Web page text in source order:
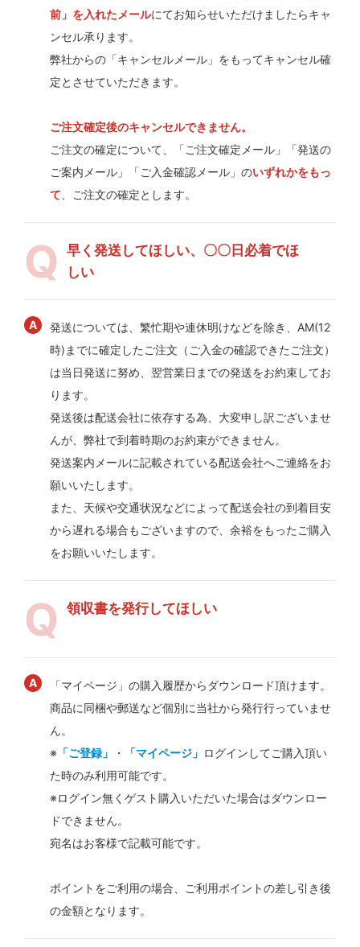
前」を入れたメールにてお知らせいただけましたらキャ
ンセル承ります。
弊社からの「キャンセルメール」をもってキャンセル確
定とさせていただきます。
ご注文確定後のキャンセルできません。
ご注文の確定について、「ご注文確定メール」「発送の
ご案内メール」「ご入金確認メール」のいずれかをもっ
て、ご注文の確定とします。
早く発送してほしい、〇〇日必着でほ
しい
発送については、繁忙期や連休明けなどを除き、AM(12
時)までに確定したご注文（ご入金の確認できたご注文）
は当日発送に努め、翌営業日までの発送をお約束してお
ります。
発送後は配送会社に依存する為、大変申し訳ございませ
んが、弊社で到着時期のお約束ができません。
発送案内メールに記載されている配送会社へご連絡をお
願いいたします。
また、天候や交通状況などによって配送会社の到着目安
から遅れる場合もございますので、余裕をもったご購入
をお願いいたします。
領収書を発行してほしい
「マイページ」の購入履歴からダウンロード頂けます。
商品に同梱や郵送など個別に当社から発行行っていませ
ん。
※ 「ご登録」 ・ 「マイページ」 ログインしてご購入頂い
た時のみ利用可能です。
※ログイン無くゲスト購入いただいた場合はダウンロー
ドできません。
宛名はお客様で記載可能です。
ポイントをご利用の場合、ご利用ポイントの差し引き後
の金額となります。